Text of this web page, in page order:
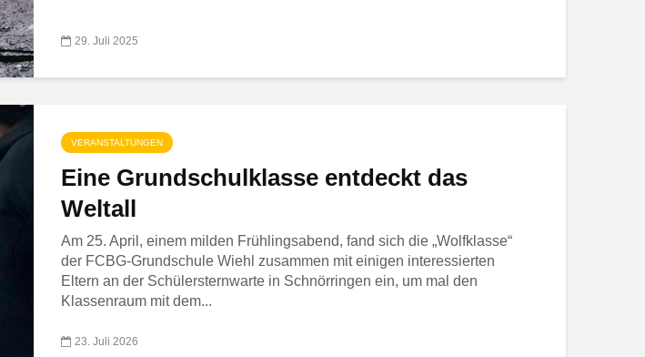
29. Juli 2025
VERANSTALTUNGEN
Eine Grundschulklasse entdeckt das
Weltall
Am 25. April, einem milden Frühlingsabend, fand sich die „Wolfklasse“
der FCBG-Grundschule Wiehl zusammen mit einigen interessierten
Eltern an der Schülersternwarte in Schnörringen ein, um mal den
Klassenraum mit dem...
23. Juli 2026